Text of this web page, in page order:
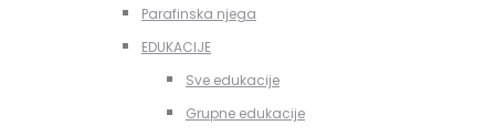
Parafinska njega
EDUKACIJE
Sve edukacije
Grupne edukacije